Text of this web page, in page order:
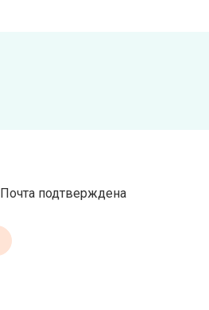
Почта подтверждена